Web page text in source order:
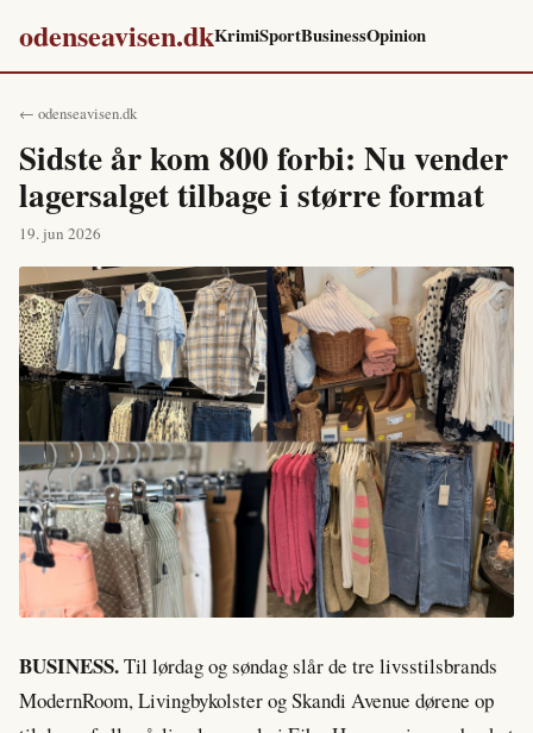
odenseavisen.dkKrimiSportBusinessOpinion
← odenseavisen.dk
Sidste år kom 800 forbi: Nu vender
lagersalget tilbage i større format
19. jun 2026
BUSINESS.Til lørdag og søndag slår de tre livsstilsbrands
ModernRoom, Livingbykolster og Skandi Avenue dørene op